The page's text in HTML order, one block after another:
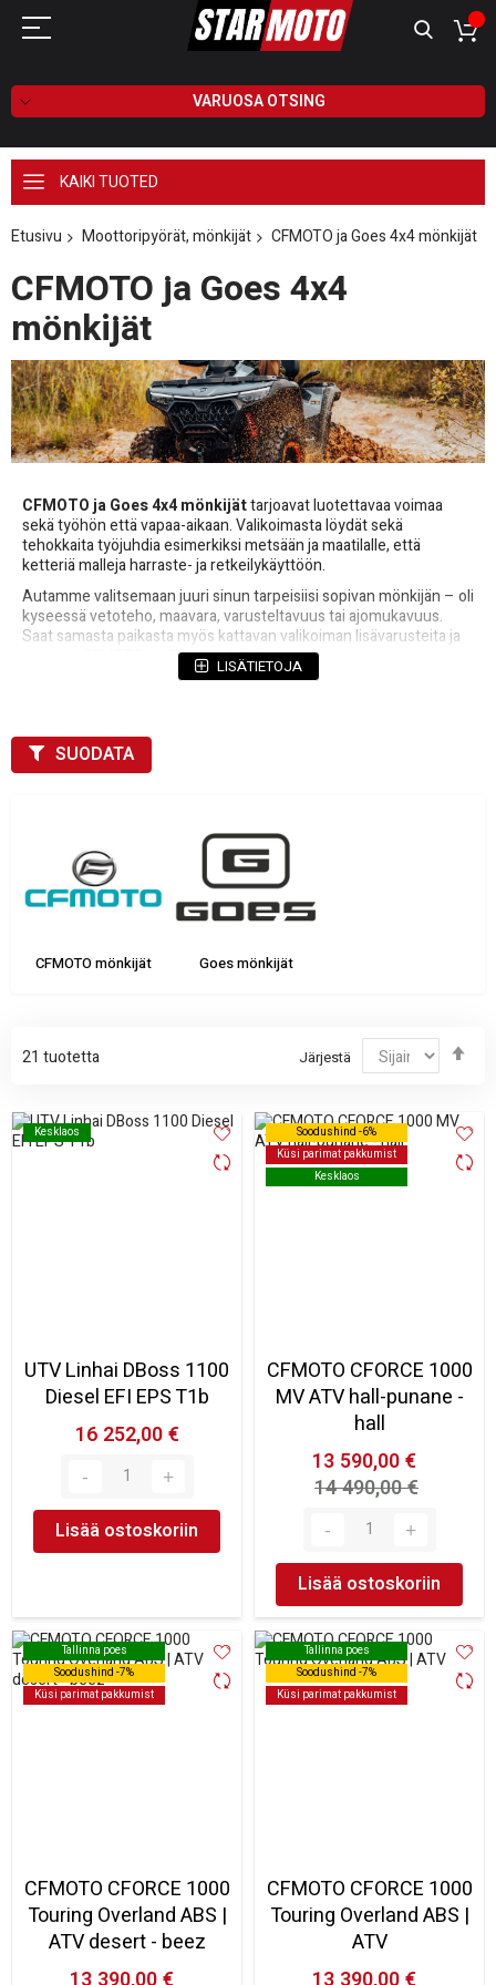
VARUOSA OTSING
KAIKI TUOTED
Etusivu Moottoripyörät, mönkijät CFMOTO ja Goes 4x4 mönkijät
CFMOTO ja Goes 4x4
mönkijät
CFMOTO ja Goes 4x4 mönkijättarjoavat luotettavaa voimaa
sekä työhön että vapaa-aikaan. Valikoimasta löydät sekä
tehokkaita työjuhdia esimerkiksi metsään ja maatilalle, että
ketteriä malleja harraste- ja retkeilykäyttöön.
Autamme valitsemaan juuri sinun tarpeisiisi sopivan mönkijän – oli
kyseessä vetoteho, maavara, varusteltavuus tai ajomukavuus.
Saat samasta paikasta myös kattavan valikoiman lisävarusteita ja
varaosia CFMOTO- ja Goes-malleihin.
Nelivetomallit vaativaan maastoon
Jälkimarkkinat, huolto ja varaosat helposti
pidetään huolta myös tulevina vuosina.
LISÄTIETOJA
CFMOTO mönkijät Goes mönkijät
21 tuotetta Järjestä
Kesklaos
Kesklaos
UTV Linhai DBoss 1100
Diesel EFI EPS T1b
16 252,00 €
Lisää ostoskoriin
Soodushind -6%
Küsi parimat pakkumist
Kesklaos
Soodushind -6%
Küsi parimat pakkumist
Kesklaos
CFMOTO CFORCE 1000
MV ATV hall-punane -
hall
13 590,00 €
14 490,00 €
Lisää ostoskoriin
Tallinna poes
Soodushind -7%
Küsi parimat pakkumist
Tallinna poes
Soodushind -7%
Küsi parimat pakkumist
CFMOTO CFORCE 1000
Touring Overland ABS |
ATV desert - beez
Tallinna poes
Soodushind -7%
Küsi parimat pakkumist
Tallinna poes
Soodushind -7%
Küsi parimat pakkumist
CFMOTO CFORCE 1000
Touring Overland ABS |
ATV
SUODATA